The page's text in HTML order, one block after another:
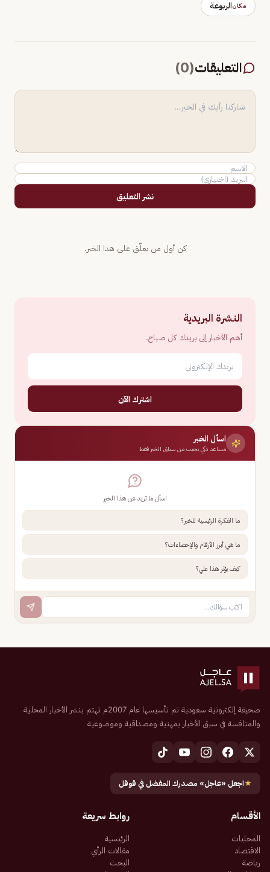
مكانالربوعة
التعليقات(
0
)
نشر التعليق
كن أول من يعلّق على هذا الخبر.
النشرة البريدية
أهم الأخبار إلى بريدك كل صباح.
اشترك الآن
اسأل الخبر
مساعد ذكي يجيب من سياق الخبر فقط
اسأل ما تريد عن هذا الخبر
ما الفكرة الرئيسية للخبر؟
ما هي أبرز الأرقام والإحصاءات؟
كيف يؤثر هذا علي؟
صحيفة إلكترونية سعودية تم تأسيسها عام 2007م تهتم بنشر الأخبار المحلية
والمنافسة في سبق الأخبار بمهنية ومصداقية وموضوعية
★اجعل «عاجل» مصدرك المفضل في قوقل
الأقسام
المحليات
الاقتصاد
رياضة
روابط سريعة
الرئيسية
مقالات الرأي
البحث